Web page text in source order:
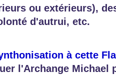
ou extérieurs),
d'autrui, etc.
à cette
l'Archange Michael